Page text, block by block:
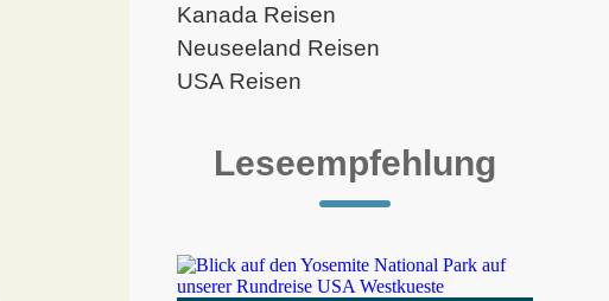
Kanada Reisen
Neuseeland Reisen
USA Reisen
Leseempfehlung